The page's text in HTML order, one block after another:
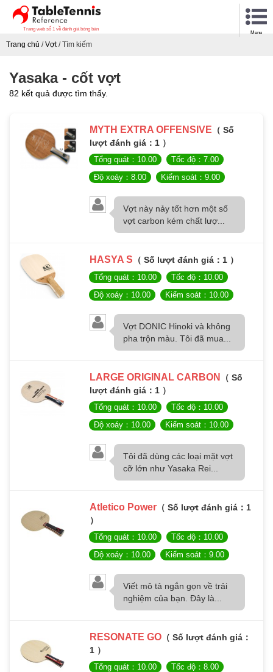
Trang web số 1 về đánh giá bóng bàn
Menu
Trang chủ /Vợt/Tìm kiếm
Yasaka - cốt vợt
82 kết quả được tìm thấy.
MYTH EXTRA OFFENSIVE （ Số
lượt đánh giá：1 ）
Tổng quát：10.00
Tốc độ：7.00
Độ xoáy：8.00
Kiểm soát：9.00
Vợt này nảy tốt hơn một số
vợt carbon kém chất lượ...
HASYA S （ Số lượt đánh giá：1 ）
Tổng quát：10.00
Tốc độ：10.00
Độ xoáy：10.00
Kiểm soát：10.00
Vợt DONIC Hinoki và không
pha trộn màu. Tôi đã mua...
LARGE ORIGINAL CARBON
（ Số
lượt đánh giá：1 ）
Tổng quát：10.00
Tốc độ：10.00
Độ xoáy：10.00
Kiểm soát：10.00
Tôi đã dùng các loại mặt vợt
cỡ lớn như Yasaka Rei...
Atletico Power （ Số lượt đánh giá：1
）
Tổng quát：10.00
Tốc độ：10.00
Độ xoáy：10.00
Kiểm soát：9.00
Viết mô tả ngắn gọn về trải
nghiệm của bạn. Đây là...
RESONATE GO （ Số lượt đánh giá：
1 ）
Tổng quát：10.00
Tốc độ：8.00